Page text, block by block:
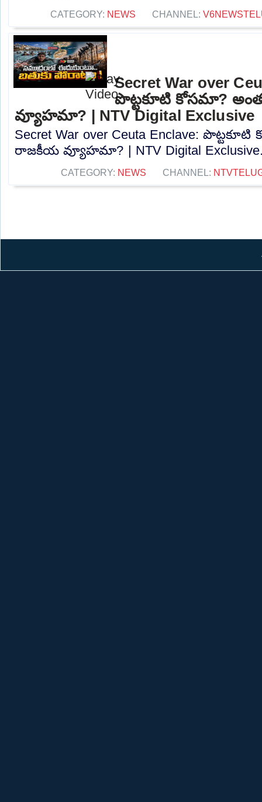
CATEGORY: NEWS CHANNEL:
Secret War over
పొట్టకూటి కోసమా?
వ్యూహమా? | NTV Digital Exclusive
Secret War over Ceuta Enclave:
రాజకీయ వ్యూహమా? | NTV Digital
CATEGORY: NEWS CHANNEL: